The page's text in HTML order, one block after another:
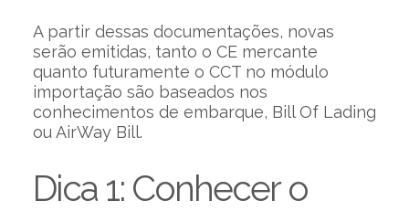
A partir dessas documentações, novas
serão emitidas, tanto o CE mercante
quanto futuramente o CCT no módulo
importação são baseados nos
conhecimentos de embarque, Bill Of Lading
ou AirWay Bill.
Dica 1: Conhecer o